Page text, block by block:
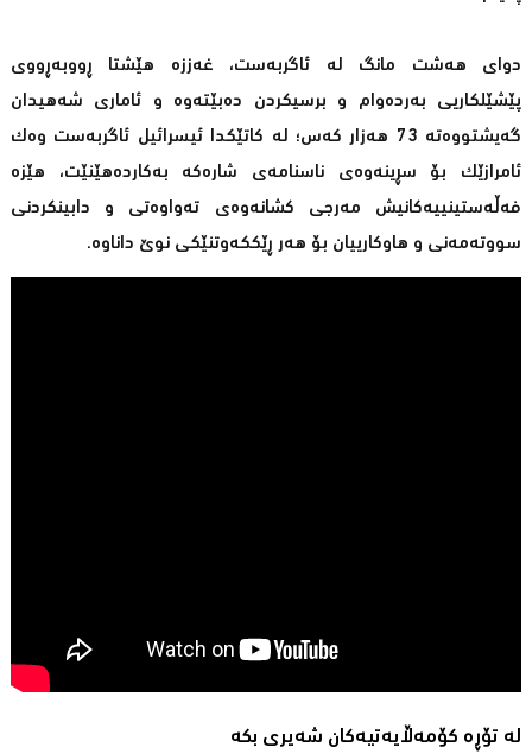
دوای هەشت مانگ لە ئاگربەست، غەززە هێشتا ڕووبەڕووی
پێشێلكاریی بەردەوام و برسیكردن دەبێتەوە و ئاماری شەهیدان
گەیشتووەتە 73 هەزار كەس؛ لە كاتێكدا ئیسرائیل ئاگربەست وەك
ئامرازێك بۆ سڕینەوەی ناسنامەی شارەكە بەكاردەهێنێت، هێزە
فەڵەستینییەكانیش مەرجی كشانەوەی تەواوەتی و دابینكردنی
سووتەمەنی و هاوكارییان بۆ هەر ڕێككەوتنێكی نوێ داناوە.
لە تۆڕە کۆمەڵایەتیەکان شەیری بکە